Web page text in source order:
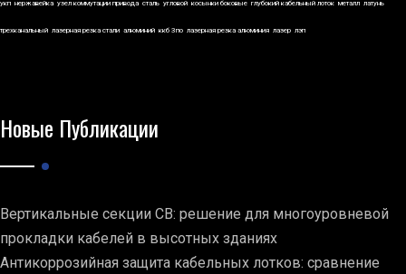
укп нержавейка узел коммутации привода сталь угловой косынки боковые глубокий кабельный лоток металл латунь
трехканальный лазерная резка стали алюминий ккб 3по лазерная резка алюминия лазер лэп
Новые Публикации
Вертикальные секции СВ: решение для многоуровневой
прокладки кабелей в высотных зданиях
Антикоррозийная защита кабельных лотков: сравнение